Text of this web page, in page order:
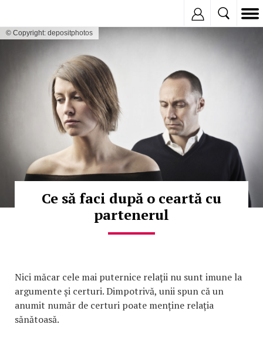
© Copyright: depositphotos
Ce să faci după o ceartă cu
partenerul
Nici măcar cele mai puternice relații nu sunt imune la
argumente și certuri. Dimpotrivă, unii spun că un
anumit număr de certuri poate menține relația
sănătoasă.